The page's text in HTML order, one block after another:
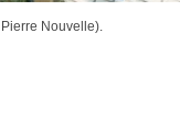
Nouvelle).